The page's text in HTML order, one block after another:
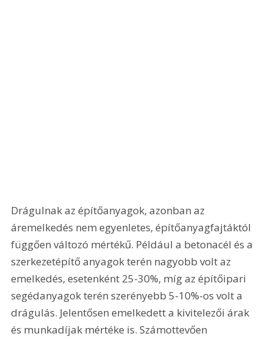
Drágulnak az építőanyagok, azonban az
áremelkedés nem egyenletes, építőanyagfajtáktól
függően változó mértékű. Például a betonacél és a
szerkezetépítő anyagok terén nagyobb volt az
emelkedés, esetenként 25-30%, míg az építőipari
segédanyagok terén szerényebb 5-10%-os volt a
drágulás. Jelentősen emelkedett a kivitelezői árak
és munkadíjak mértéke is. Számottevően